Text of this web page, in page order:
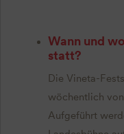
Wann und
statt?
Die Vineta-
wöchentlich
Aufgeführt